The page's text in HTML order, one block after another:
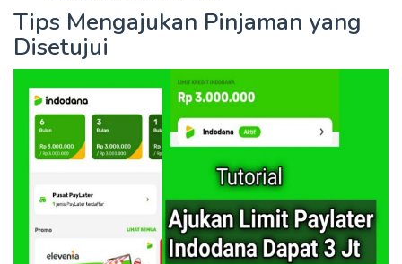
Tips Mengajukan Pinjaman yang
Disetujui